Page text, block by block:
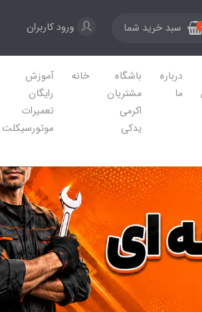
سبد خرید شما ورود کاربران
درباره
ما
باشگاه
مشتریان
اکرمی
یدکی
خانه
آموزش
رایگان
تعمیرات
موتورسیکلت